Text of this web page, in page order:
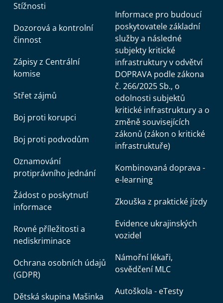
Stížnosti
Dozorová a kontrolní
činnost
Zápisy z Centrální
komise
Střet zájmů
Boj proti korupci
Boj proti podvodům
Oznamování
protiprávního jednání
Žádost o poskytnutí
informace
Rovné příležitosti a
nediskriminace
Ochrana osobních údajů
(GDPR)
Dětská skupina Mašinka
Informace pro budoucí
poskytovatele základní
služby a následné
subjekty kritické
infrastruktury v odvětví
DOPRAVA podle zákona
č. 266/2025 Sb., o
odolnosti subjektů
kritické infrastruktury a o
změně souvisejících
zákonů (zákon o kritické
infrastruktuře)
Kombinovaná doprava -
e-learning
Zkouška z praktické jízdy
Evidence ukrajinských
vozidel
Námořní lékaři,
osvědčení MLC
Autoškola - eTesty